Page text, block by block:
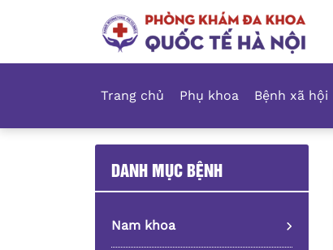
Trang chủ Phụ khoa Bệnh xã hội
DANH MỤC BỆNH
Nam khoa